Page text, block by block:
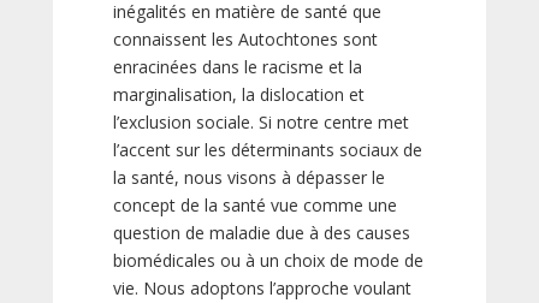
inégalités en matière de santé que
connaissent les Autochtones sont
enracinées dans le racisme et la
marginalisation, la dislocation et
l’exclusion sociale. Si notre centre met
l’accent sur les déterminants sociaux de
la santé, nous visons à dépasser le
concept de la santé vue comme une
question de maladie due à des causes
biomédicales ou à un choix de mode de
vie. Nous adoptons l’approche voulant